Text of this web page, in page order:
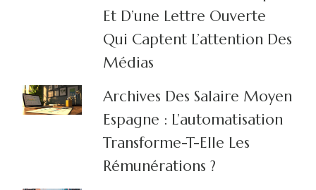
Et D’une Lettre Ouverte
Qui Captent L’attention Des
Médias
Archives Des Salaire Moyen
Espagne : L’automatisation
Transforme-T-Elle Les
Rémunérations ?